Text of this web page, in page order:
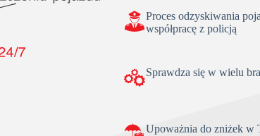
Proces odzyskiwania
współpracę z policją
Sprawdza się w wielu
Upoważnia do zniżek w